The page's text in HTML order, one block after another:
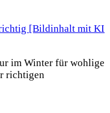
im Winter für wohlige
richtigen